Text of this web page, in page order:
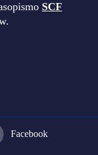
SCF
Facebook